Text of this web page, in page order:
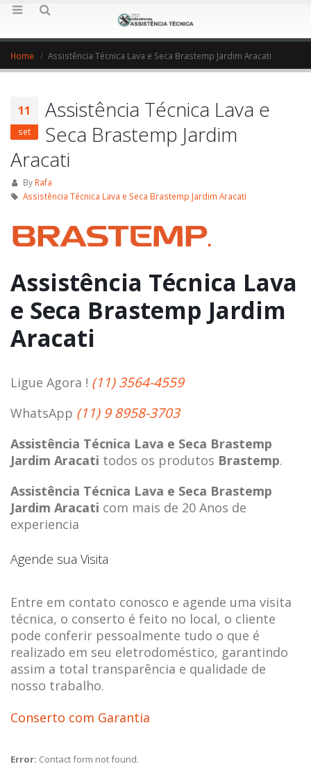
Home Assistência Técnica Lava e Seca Brastemp Jardim Aracati
11
set
Assistência Técnica Lava e
Seca Brastemp Jardim
Aracati
By Rafa
Assistência Técnica Lava e Seca Brastemp Jardim Aracati
Assistência Técnica Lava
e Seca Brastemp Jardim
Aracati
Ligue Agora ! (11) 3564-4559
WhatsApp (11) 9 8958-3703
Assistência Técnica Lava e Seca Brastemp
Jardim Aracati todos os produtos Brastemp.
Assistência Técnica Lava e Seca Brastemp
Jardim Aracati com mais de 20 Anos de
experiencia
Agende sua Visita
Entre em contato conosco e agende uma visita
técnica, o conserto é feito no local, o cliente
pode conferir pessoalmente tudo o que é
realizado em seu eletrodoméstico, garantindo
assim a total transparência e qualidade de
nosso trabalho.
Conserto com Garantia
Error: Contact form not found.